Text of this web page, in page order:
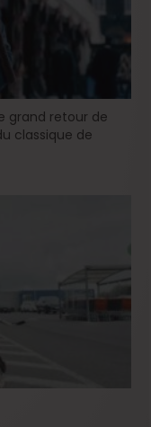
grand retour de
classique de